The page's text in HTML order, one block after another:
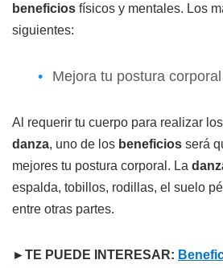
beneficios físicos y mentales. Los
siguientes:
Mejora tu postura corporal
Al requerir tu cuerpo para realizar
danza, uno de los beneficios será
mejores tu postura corporal. La
espalda, tobillos, rodillas, el suelo
entre otras partes.
►TE PUEDE INTERESAR: